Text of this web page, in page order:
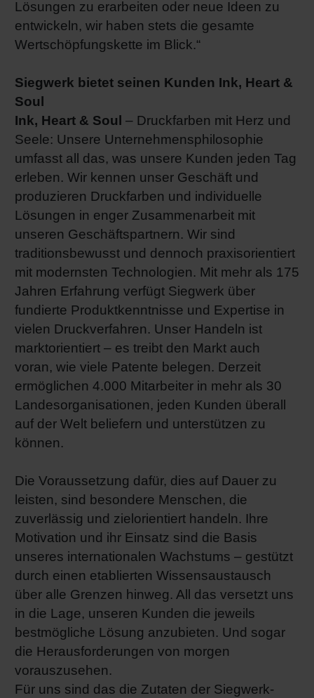
Lösungen zu erarbeiten oder neue Ideen zu
entwickeln, wir haben stets die gesamte
Wertschöpfungskette im Blick.“
Siegwerk bietet seinen Kunden Ink, Heart &
Soul
Ink, Heart & Soul – Druckfarben mit Herz und
Seele: Unsere Unternehmensphilosophie
umfasst all das, was unsere Kunden jeden Tag
erleben. Wir kennen unser Geschäft und
produzieren Druckfarben und individuelle
Lösungen in enger Zusammenarbeit mit
unseren Geschäftspartnern. Wir sind
traditionsbewusst und dennoch praxisorientiert
mit modernsten Technologien. Mit mehr als 175
Jahren Erfahrung verfügt Siegwerk über
fundierte Produktkenntnisse und Expertise in
vielen Druckverfahren. Unser Handeln ist
marktorientiert – es treibt den Markt auch
voran, wie viele Patente belegen. Derzeit
ermöglichen 4.000 Mitarbeiter in mehr als 30
Landesorganisationen, jeden Kunden überall
auf der Welt beliefern und unterstützen zu
können.
Die Voraussetzung dafür, dies auf Dauer zu
leisten, sind besondere Menschen, die
zuverlässig und zielorientiert handeln. Ihre
Motivation und ihr Einsatz sind die Basis
unseres internationalen Wachstums – gestützt
durch einen etablierten Wissensaustausch
über alle Grenzen hinweg. All das versetzt uns
in die Lage, unseren Kunden die jeweils
bestmögliche Lösung anzubieten. Und sogar
die Herausforderungen von morgen
vorauszusehen.
Für uns sind das die Zutaten der Siegwerk-